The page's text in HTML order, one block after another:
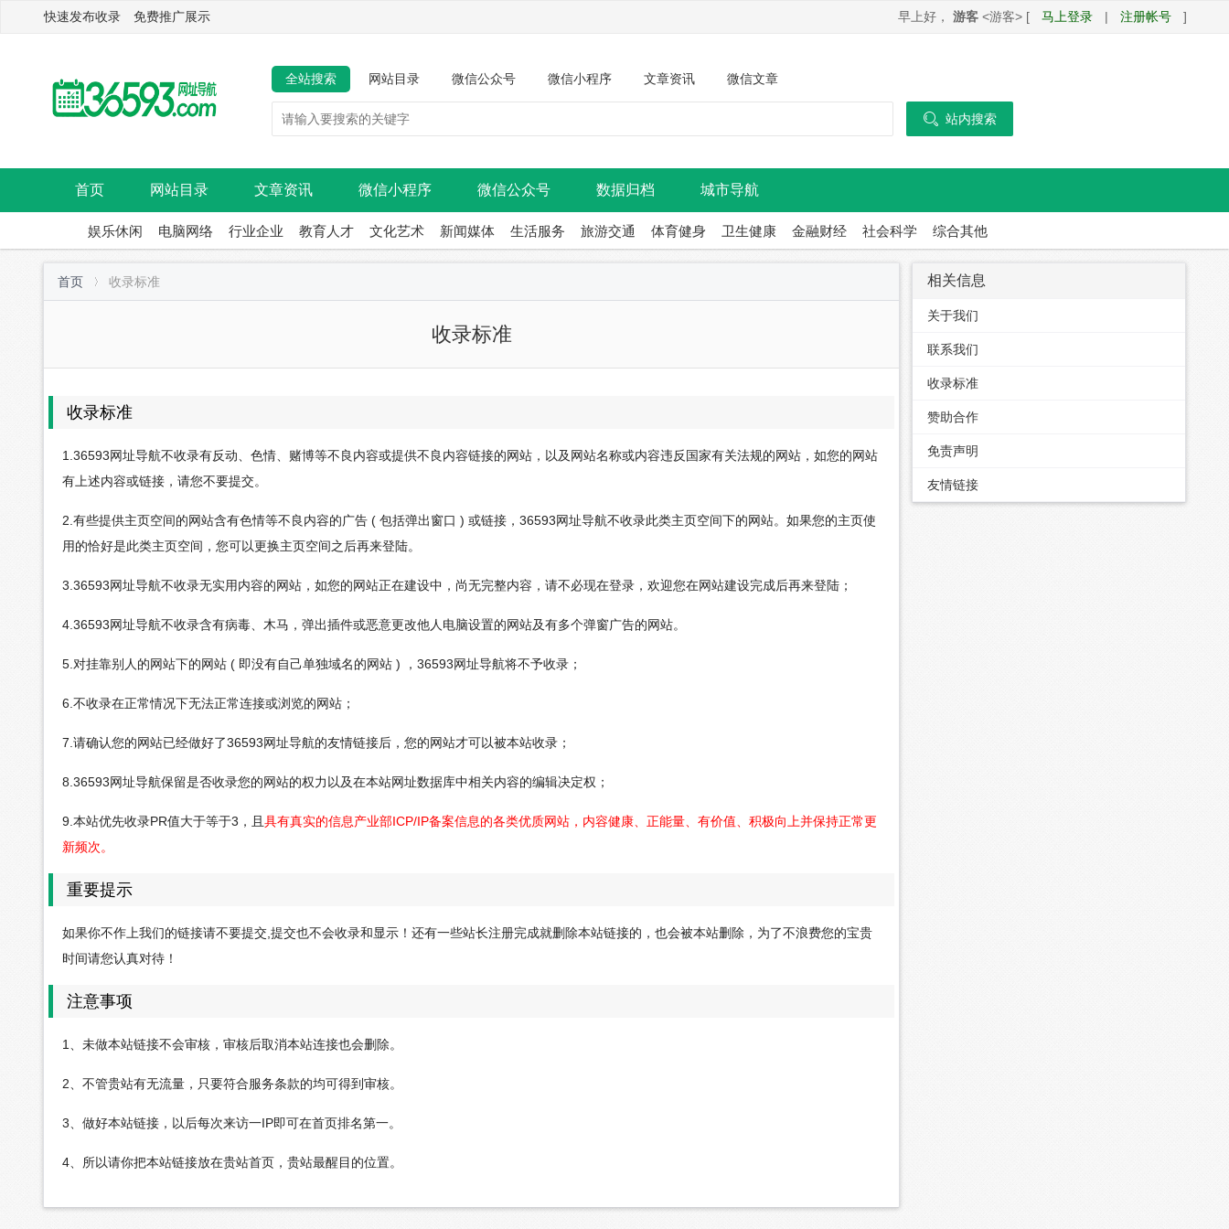
快速发布收录 免费推广展示 早上好， 游客 <游客> [ 马上登录 | 注册帐号 ]
全站搜索 网站目录 微信公众号 微信小程序 文章资讯 微信文章
 站内搜索
首页 网站目录 文章资讯 微信小程序 微信公众号 数据归档 城市导航
娱乐休闲 电脑网络 行业企业 教育人才 文化艺术 新闻媒体 生活服务 旅游交通 体育健身 卫生健康 金融财经 社会科学 综合其他
首页 收录标准
收录标准
收录标准
1.36593网址导航不收录有反动、色情、赌博等不良内容或提供不良内容链接的网站，以及网站名称或内容违反国家有关法规的网站，如您的网站
有上述内容或链接，请您不要提交。
2.有些提供主页空间的网站含有色情等不良内容的广告 ( 包括弹出窗口 ) 或链接，36593网址导航不收录此类主页空间下的网站。如果您的主页使
用的恰好是此类主页空间，您可以更换主页空间之后再来登陆。
3.36593网址导航不收录无实用内容的网站，如您的网站正在建设中，尚无完整内容，请不必现在登录，欢迎您在网站建设完成后再来登陆；
4.36593网址导航不收录含有病毒、木马，弹出插件或恶意更改他人电脑设置的网站及有多个弹窗广告的网站。
5.对挂靠别人的网站下的网站 ( 即没有自己单独域名的网站 ) ，36593网址导航将不予收录；
6.不收录在正常情况下无法正常连接或浏览的网站；
7.请确认您的网站已经做好了36593网址导航的友情链接后，您的网站才可以被本站收录；
8.36593网址导航保留是否收录您的网站的权力以及在本站网址数据库中相关内容的编辑决定权；
9.本站优先收录PR值大于等于3，且 具有真实的信息产业部ICP/IP备案信息的各类优质网站，内容健康、正能量、有价值、积极向上并保持正常更
新频次。
重要提示
如果你不作上我们的链接请不要提交,提交也不会收录和显示！还有一些站长注册完成就删除本站链接的，也会被本站删除，为了不浪费您的宝贵
时间请您认真对待！
注意事项
1、未做本站链接不会审核，审核后取消本站连接也会删除。
2、不管贵站有无流量，只要符合服务条款的均可得到审核。
3、做好本站链接，以后每次来访一IP即可在首页排名第一。
4、所以请你把本站链接放在贵站首页，贵站最醒目的位置。
相关信息
关于我们
联系我们
收录标准
赞助合作
免责声明
友情链接